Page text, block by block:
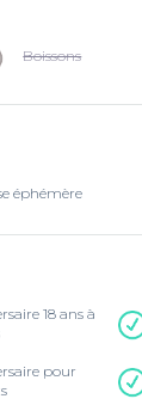
Boissons
éphémère
18 ans à
pour